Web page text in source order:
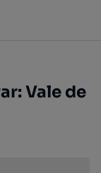
Vale de